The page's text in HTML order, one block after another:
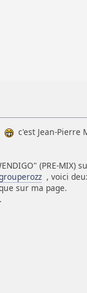
c'est Jean-Pierre
(PRE-MIX)
, voici
sur ma page.